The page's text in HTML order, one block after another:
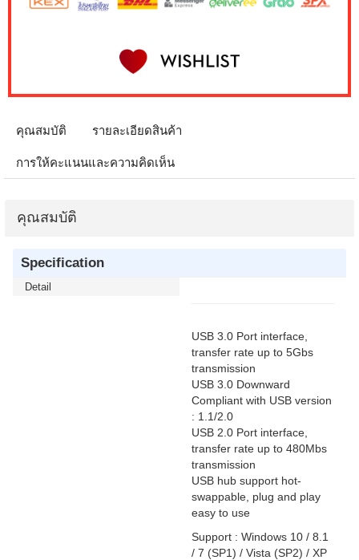
คุณสมบัติ รายละเอียดสินค้า
การให้คะแนนและความคิดเห็น
คุณสมบัติ
Specification
Detail
USB 3.0 Port interface,
transfer rate up to 5Gbs
transmission
USB 3.0 Downward
Compliant with USB version
: 1.1/2.0
USB 2.0 Port interface,
transfer rate up to 480Mbs
transmission
USB hub support hot-
swappable, plug and play
easy to use
Support : Windows 10 / 8.1
/ 7 (SP1) / Vista (SP2) / XP